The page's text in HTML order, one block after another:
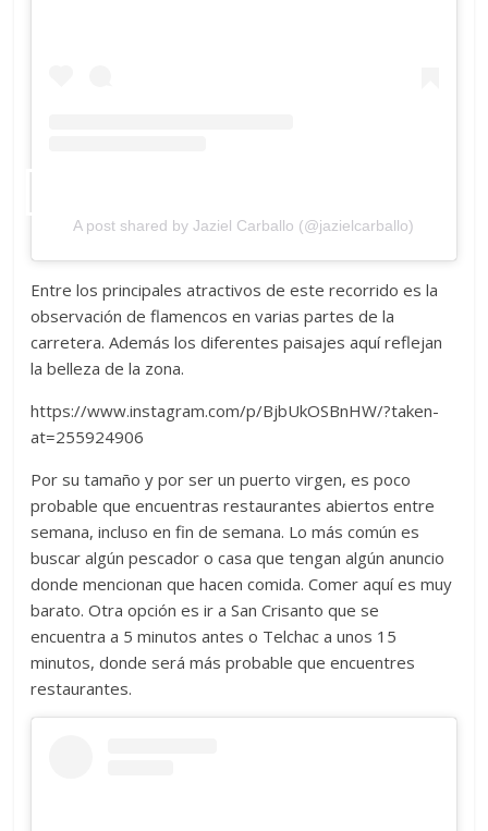
A post shared by Jaziel Carballo (@jazielcarballo)
Entre los principales atractivos de este recorrido es la
observación de flamencos en varias partes de la
carretera. Además los diferentes paisajes aquí reflejan
la belleza de la zona.
https://www.instagram.com/p/BjbUkOSBnHW/?taken-
at=255924906
Por su tamaño y por ser un puerto virgen, es poco
probable que encuentras restaurantes abiertos entre
semana, incluso en fin de semana. Lo más común es
buscar algún pescador o casa que tengan algún anuncio
donde mencionan que hacen comida. Comer aquí es muy
barato. Otra opción es ir a San Crisanto que se
encuentra a 5 minutos antes o Telchac a unos 15
minutos, donde será más probable que encuentres
restaurantes.